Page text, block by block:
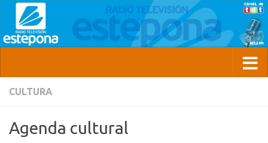
CULTURA
Agenda cultural